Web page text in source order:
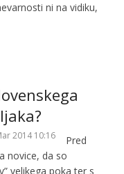
ni na vidiku,
2014 10:16
Pred
novice, da so
velikega poka ter s